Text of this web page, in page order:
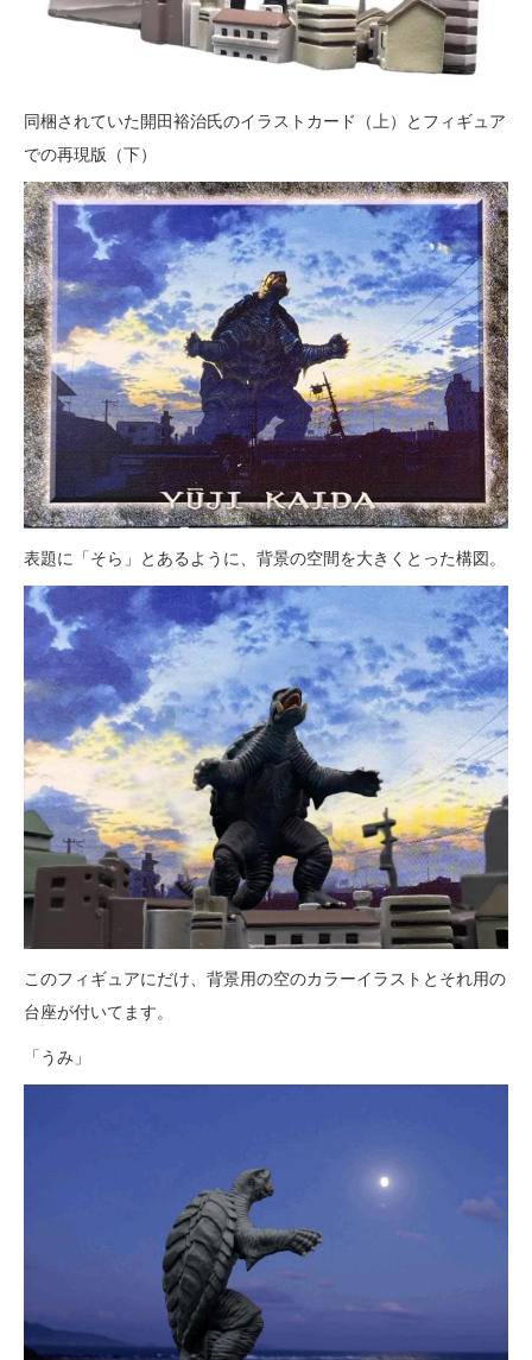
同梱されていた開田裕治氏のイラストカード（上）とフィギュア
での再現版（下）
表題に「そら」とあるように、背景の空間を大きくとった構図。
このフィギュアにだけ、背景用の空のカラーイラストとそれ用の
台座が付いてます。
「うみ」